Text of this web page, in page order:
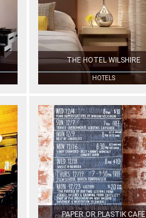
THE HOTEL WILSHIRE
HOTELS
PAPER OR PLASTIK CAFE